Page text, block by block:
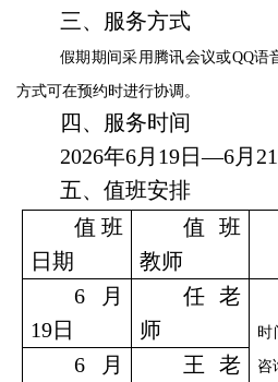
三、服务方式
假期期间采用腾讯会议或QQ语
方式可在预约时进行协调。
四、服务时间
2026年6月19日—6月21
五、值班安排
值班
日期
值班
教师
6月
19日
任老
师
时
咨
6月
王老